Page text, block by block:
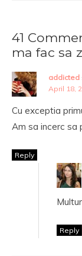
41
ma fac sa
addicted
April 18,
Cu exceptia
Am sa incerc sa
Reply
Reply